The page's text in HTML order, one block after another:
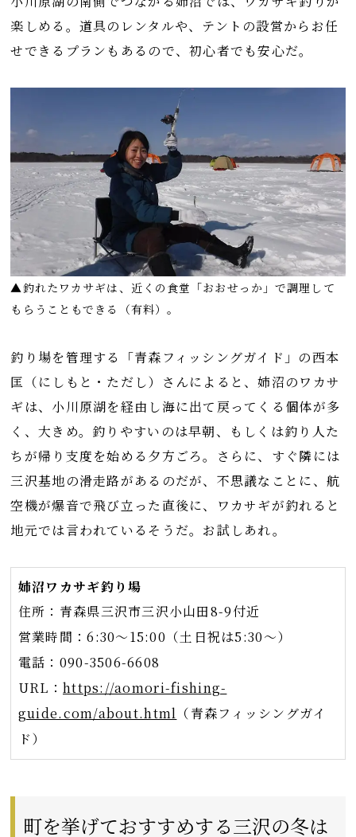
楽しめる。道具のレンタルや、テントの設営からお任
せできるプランもあるので、初心者でも安心だ。
▲釣れたワカサギは、近くの食堂「おおせっか」で調理して
もらうこともできる（有料）。
釣り場を管理する「青森フィッシングガイド」の西本
匡（にしもと・ただし）さんによると、姉沼のワカサ
ギは、小川原湖を経由し海に出て戻ってくる個体が多
く、大きめ。釣りやすいのは早朝、もしくは釣り人た
ちが帰り支度を始める夕方ごろ。さらに、すぐ隣には
三沢基地の滑走路があるのだが、不思議なことに、航
空機が爆音で飛び立った直後に、ワカサギが釣れると
地元では言われているそうだ。お試しあれ。
姉沼ワカサギ釣り場
住所：青森県三沢市三沢小山田8-9付近
営業時間：6:30～15:00（土日祝は5:30～）
電話：090-3506-6608
URL： https://aomori-fishing-
guide.com/about.html （青森フィッシングガイ
ド）
町を挙げておすすめする三沢の冬は